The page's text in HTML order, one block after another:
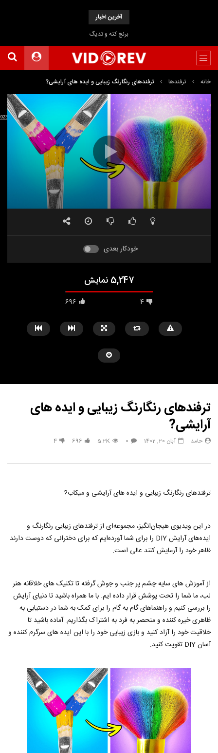
آخرین اخبار
برنج کته و تدیگ
خانه ترفندها ترفندهای رنگارنگ زیبایی و ایده های آرایشی?
نمایشگر
ویدیو
Media error: Format(s) not supported or source(s) not found
دریافت پرونده:
Colorful%20Beauty%20Hacks%20And%20DIY%20Makeup%20Ideas%20For%20Girls%20.webm
خودکار بعدی
5,247 نمایش
696 4
حامد
تیر 31, 1403
تعطیلات بعدی خود امتحان
ترفندهای رنگارنگ زیبایی و ایده های
آرایشی?
حامد آبان 20, 1402 0
5.2K
696
4
ترفندهای رنگارنگ زیبایی و ایده های آرایشی و میکاب?
در این ویدیوی هیجان‌انگیز، مجموعه‌ای از ترفندهای زیبایی رنگارنگ و
ایده‌های آرایش DIY را برای شما آورده‌ایم که برای دخترانی که دوست دارند
ظاهر خود را آزمایش کنند عالی است.
از آموزش های سایه چشم پر جنب و جوش گرفته تا تکنیک های خلاقانه هنر
لب، ما شما را تحت پوشش قرار داده ایم. با ما همراه باشید تا دنیای آرایش
را بررسی کنیم و راهنماهای گام به گام را برای کمک به شما در دستیابی به
ظاهری خیره کننده و منحصر به فرد به اشتراک بگذاریم. آماده باشید تا
خلاقیت خود را آزاد کنید و بازی زیبایی خود را با این ایده های سرگرم کننده و
آسان DIY تقویت کنید.